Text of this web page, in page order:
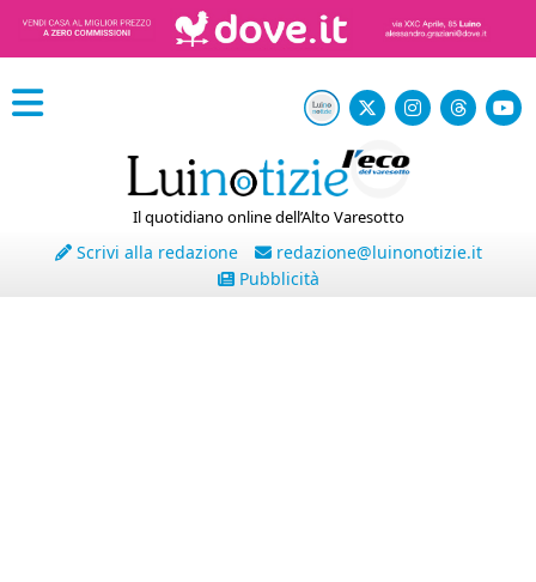
Il quotidiano online dell’Alto Varesotto
Scrivi alla redazione
redazione@luinonotizie.it
Pubblicità